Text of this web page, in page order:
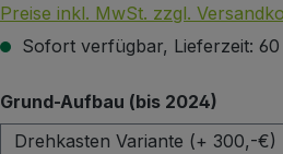
Preise inkl. MwSt. zzgl.
Sofort verfügbar, Lieferzeit: 60
Grund-Aufbau (bis 2024)
Drehkasten Variante (+ 300,-€)